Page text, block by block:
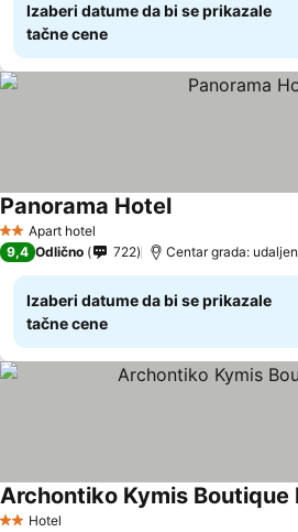
Izaberi datume da bi se prikazale
tačne cene
2 Zvezdice
Apart hotel
Panorama HotelPogledaj cene
9,4 Odlično 722 Centar grada:
Izaberi datume da bi se prikazale
tačne cene
2 Zvezdice
Hotel
Archontiko Kymis Boutique